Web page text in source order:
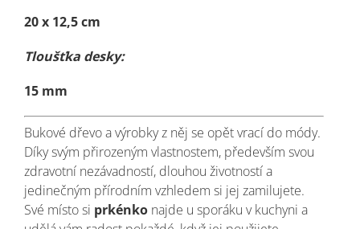
20 x 12,5 cm
Tloušťka desky:
15 mm
Bukové dřevo a výrobky z něj se opět vrací do módy.
Díky svým přirozeným vlastnostem, především svou
zdravotní nezávadností, dlouhou životností a
jedinečným přírodním vzhledem si jej zamilujete.
Své místo si prkénko najde u sporáku v kuchyni a